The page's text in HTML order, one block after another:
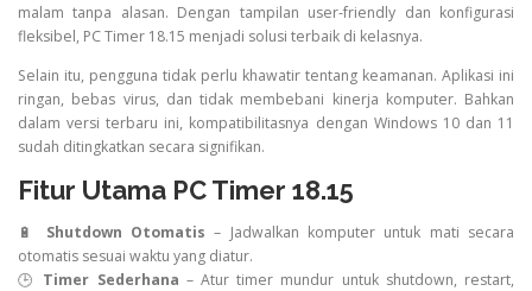
malam tanpa alasan. Dengan tampilan user-friendly dan konfigurasi
fleksibel, PC Timer 18.15 menjadi solusi terbaik di kelasnya.
Selain itu, pengguna tidak perlu khawatir tentang keamanan. Aplikasi ini
ringan, bebas virus, dan tidak membebani kinerja komputer. Bahkan
dalam versi terbaru ini, kompatibilitasnya dengan Windows 10 dan 11
sudah ditingkatkan secara signifikan.
Fitur Utama PC Timer 18.15
🔋 Shutdown Otomatis – Jadwalkan komputer untuk mati secara
otomatis sesuai waktu yang diatur.
🕒 Timer Sederhana – Atur timer mundur untuk shutdown, restart,